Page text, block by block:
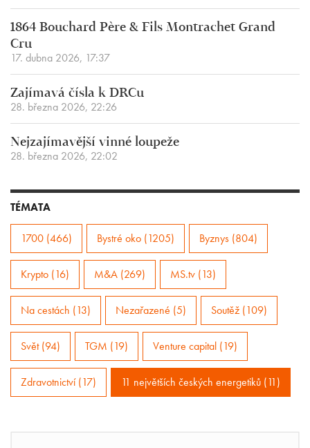
1864 Bouchard Père & Fils Montrachet Grand
Cru
17. dubna 2026, 17:37
Zajímavá čísla k DRCu
28. března 2026, 22:26
Nejzajímavější vinné loupeže
28. března 2026, 22:02
TÉMATA
1700 (466) Bystré oko (1205) Byznys (804)
Krypto (16) M&A (269) MS.tv (13)
Na cestách (13) Nezařazené (5) Soutěž (109)
Svět (94) TGM (19) Venture capital (19)
Zdravotnictví (17) 11 největších českých energetiků (11)